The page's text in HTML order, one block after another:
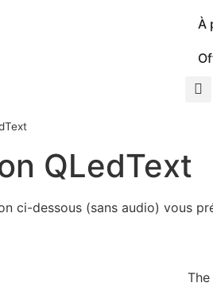
À
QLedText
ci-dessous (sans audio) vous